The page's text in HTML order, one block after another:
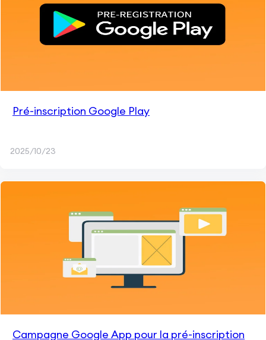
Pré-inscription Google Play
2025/10/23
Campagne Google App pour la pré-inscription